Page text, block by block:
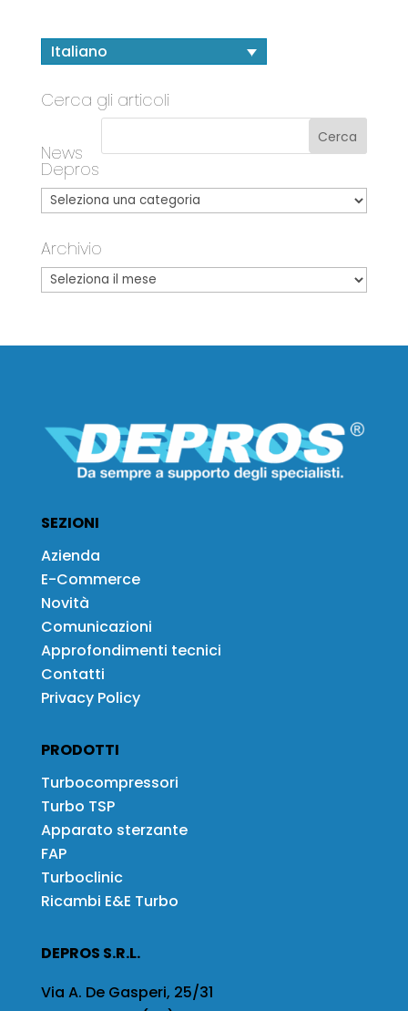
Italiano
Cerca gli articoli
News
Depros
Archivio
SEZIONI
Azienda
E-Commerce
Novità
Comunicazioni
Approfondimenti tecnici
Contatti
Privacy Policy
PRODOTTI
Turbocompressori
Turbo TSP
Apparato sterzante
FAP
Turboclinic
Ricambi E&E Turbo
DEPROS S.R.L.
Via A. De Gasperi, 25/31